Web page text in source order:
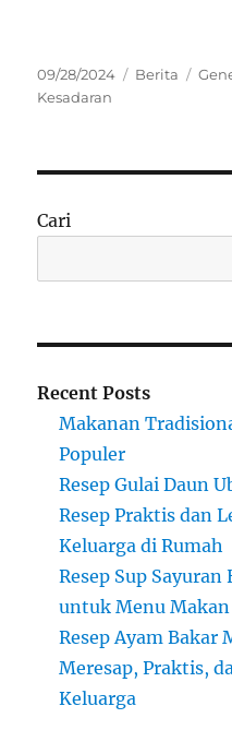
Posted
on
09/28/2024 Categories
Berita Tags
Kesadaran
Cari
Recent Posts
Makanan
Populer
Resep Gulai Daun
Resep Praktis dan
Keluarga di Rumah
Resep Sup
untuk Menu
Resep Ayam Bakar
Meresap, Praktis,
Keluarga